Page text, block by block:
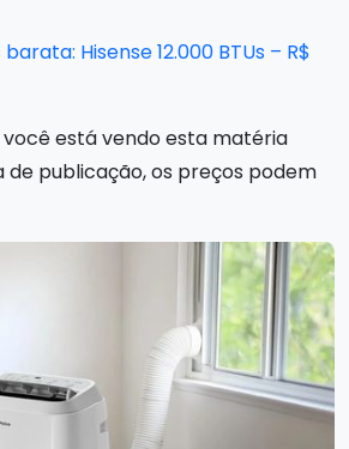
Hisense 12.000 BTUs – R$
você está vendo esta matéria
de publicação, os preços podem